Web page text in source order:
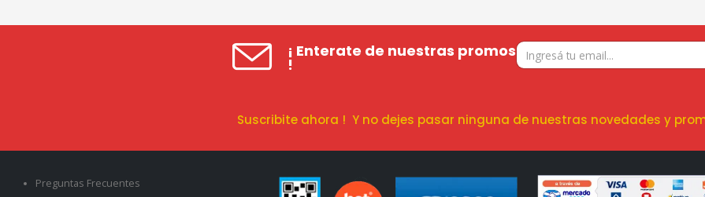
¡ Enterate de nuestras promos
!
Suscribite ahora ! Y no dejes pasar ninguna de nuestras novedades y
Preguntas Frecuentes